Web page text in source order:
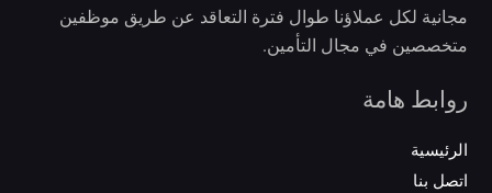
مجانية لكل عملاؤنا طوال فترة التعاقد عن طريق موظفين
متخصصين في مجال التأمين.
روابط هامة
الرئيسية
اتصل بنا